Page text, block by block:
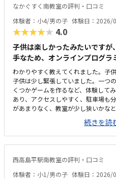
まれており子供も飽きずに取り組め
で、毎回ゲーム感覚で楽しみに通え
にあっていそうです。雨の日など自
どもから聞くしかないため、保護者
なかぐすく南教室の評判・口コミ
体験者：小4/男の子 体験日：2026/
★★★★★ 4.0
子供は楽しかったみたいです
手なため、オンラインプログラ
わかりやすく教えてくれました。子
子供は少し緊張していました。一つ
くつかゲームを作るなど、体験して
あり、アクセスしやすく、駐車場も
があまりなく、教室が少し狭いかな
おもいます。他のプログラミング教
なので、月4回あるといいなと思い
続きを読
西高島平駅南教室の評判・口コミ
体験者：小1/男の子 体験日：2026/